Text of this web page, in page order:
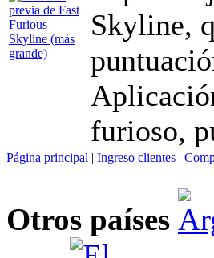
Skyline,
furioso,
Página principal | Ingreso clientes |
Otros países